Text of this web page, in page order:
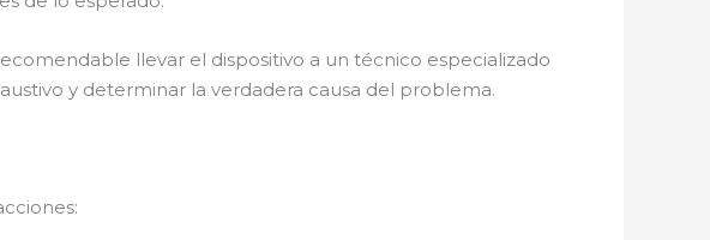
llevar el dispositivo a un técnico especializado
y determinar la verdadera causa del problema.